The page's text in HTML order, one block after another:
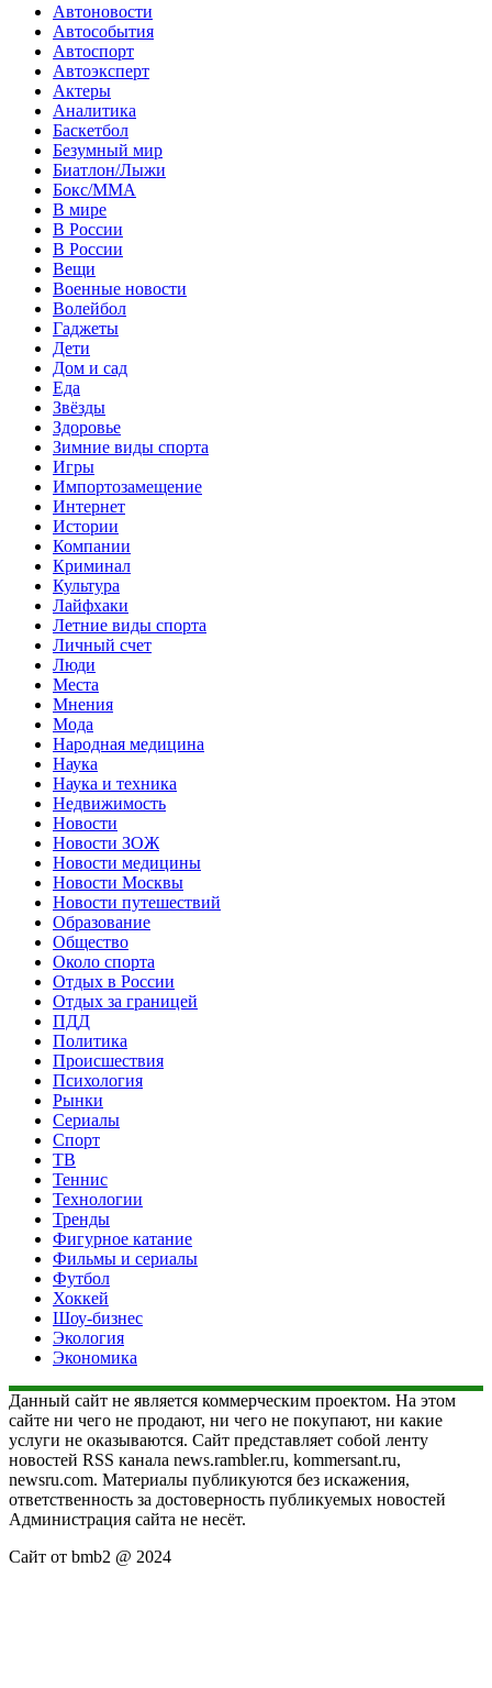
Автоновости
Автособытия
Автоспорт
Автоэксперт
Актеры
Аналитика
Баскетбол
Безумный мир
Биатлон/Лыжи
Бокс/MMA
В мире
В России
В России
Вещи
Военные новости
Волейбол
Гаджеты
Дети
Дом и сад
Еда
Звёзды
Здоровье
Зимние виды спорта
Игры
Импортозамещение
Интернет
Истории
Компании
Криминал
Культура
Лайфхаки
Летние виды спорта
Личный счет
Люди
Места
Мнения
Мода
Народная медицина
Наука
Наука и техника
Недвижимость
Новости
Новости ЗОЖ
Новости медицины
Новости Москвы
Новости путешествий
Образование
Общество
Около спорта
Отдых в России
Отдых за границей
ПДД
Политика
Происшествия
Психология
Рынки
Сериалы
Спорт
ТВ
Теннис
Технологии
Тренды
Фигурное катание
Фильмы и сериалы
Футбол
Хоккей
Шоу-бизнес
Экология
Экономика
Данный сайт не является коммерческим проектом. На этом
сайте ни чего не продают, ни чего не покупают, ни какие
услуги не оказываются. Сайт представляет собой ленту
новостей RSS канала news.rambler.ru, kommersant.ru,
newsru.com. Материалы публикуются без искажения,
ответственность за достоверность публикуемых новостей
Администрация сайта не несёт.
Сайт от bmb2 @ 2024